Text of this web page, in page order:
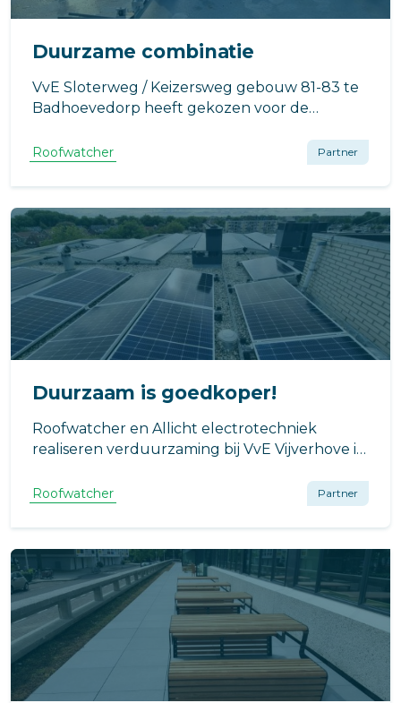
Duurzame combinatie
VvE Sloterweg / Keizersweg gebouw 81-83 te
Badhoevedorp heeft gekozen voor de
dakbedekking en zonnepanelen.
Roofwatcher Partner
Duurzaam is goedkoper!
Roofwatcher en Allicht electrotechniek
realiseren verduurzaming bij VvE Vijverhove in
Roofwatcher Partner